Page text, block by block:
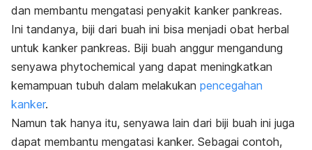
dan membantu mengatasi penyakit kanker pankreas.
Ini tandanya, biji dari buah ini bisa menjadi obat herbal
untuk kanker pankreas. Biji buah anggur mengandung
senyawa phytochemical yang dapat meningkatkan
kemampuan tubuh dalam melakukan pencegahan
kanker.
Namun tak hanya itu, senyawa lain dari biji buah ini juga
dapat membantu mengatasi kanker. Sebagai contoh,